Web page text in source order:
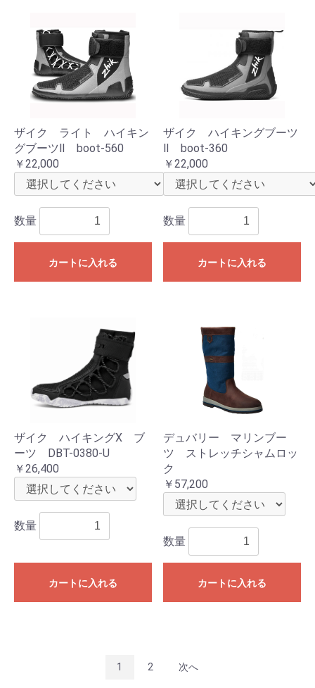
ザイク ライト ハイキン
グブーツⅡ boot-560
￥22,000
数量
カートに入れる
ザイク ハイキングブーツ
Ⅱ boot-360
￥22,000
数量
カートに入れる
ザイク ハイキングX ブ
ーツ DBT-0380-U
￥26,400
数量
カートに入れる
デュバリー マリンブー
ツ ストレッチシャムロッ
ク
￥57,200
数量
カートに入れる
1 2 次へ